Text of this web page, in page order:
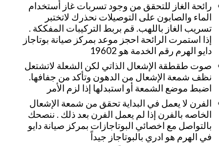
رائحة الغاز للتحقق من وجود تسربات غاز أستخدام
الماء والصابون على التوصيلات نحذرك لاتختبر
تسريب الغاز باللهب. قم بربط التركيبات المفككة .
إذا استمرت الرائحة احجز موعد بمركز صيانة بوتاجاز
دايو الهرم رقم الخدمة هو 19602
صوت طقطقة الإشعال الذاتي لكن الشعلة لاتشتعل
نظف شمعة الإشعال من الدهون وتأكد من جفافها.
اضبط موضع الشمعة أو استبدلها إذا لزم الأمر
الفرن لا يعمل في البداية تحقق من شمعة الإشعال
الخاصه بالفرن إذا لم يعمل الفرن بعد ذلك . ننصحك
بالتواصل مع اخصائي البوتاجازات بمركز صيانة دايو
في الهرم هو ادري بالبوتاجاز جيداً